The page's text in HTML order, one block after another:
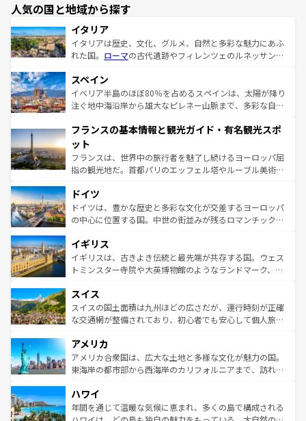
人気の国と地域から探す
イタリア
イタリアは歴史、文化、グルメ、自然と多彩な魅力にあふ
れた国。 ローマの古代遺跡やフィレンツェのルネッサンス
ろん、トスカーナの美しい田園風景やアマルフィ海岸の絶
景など、自然景観も見逃せない。観光の合間には、本場の
ピザやパスタなど、絶品のイタリア料理を堪能することも
ませてくれるイタリアで、忘れられない旅をしてみよう！
なお、新着のイタリア情報は
しい。
スペイン
イベリア半島のほぼ80％を占めるスペインは、太陽が降り
注ぐ地中海沿岸から雄大なピレネー山脈まで、多彩な自然
文化が根付くこの国では、情熱的なフラメンコ、熱気あふ
れる闘牛、そして美味しいタパスが生活の一部となってい
る。首都マドリードの洗練された雰囲気や、バルセロナの
アートに溢れた街角から、地方では古代ローマ遺跡や中世
せる。地方によって風土や気候が異なるスペインはその個
性で訪れる人を魅了する。 なお、新着のスペイン情報は コ
ンテンツ一覧を参照してほしい。
フランスの基本情報と観光ガイド・有名観光スポ
ット
フランスは、世界中の旅行者を魅了し続けるヨーロッパ屈
指の観光地だ。首都パリのエッフェル塔やルーブル美術館
で、幅広い魅力が詰まっている。華麗な宮殿、歴史的な大
聖堂、美しいビーチ、そして豊かな自然が、訪れる者を心
から魅了する。また、フランスは美食の国としても知ら
いる。シャンパンの発祥地であるランス、プロヴァンスの
香り高いラベンダー畑など、多彩な楽しみ方が可能だ。さ
らに、パリ以外の地域にも魅力が溢れており、どの街角に
れる地方に足を運ぶとそれぞれで全く異なる文化を体験で
きるだろう。 なお、新着のフランス情報はコンテンツ一覧
を参照してほしい。
ドイツ
ドイツは、豊かな歴史と多彩な文化が交差するヨーロッパ
の中心に位置する国。中世の街並みが残るロマンチック街
顔を持つこの国は、どこを歩いても飽きることがない。ベ
ルリンの文化的活気、バイエルン州のアルプスの絶景、そ
してライン川沿いのワイン畑といった風景は必見。ビール
は、お酒好きな人にはぜひ体験してほしい。 なお、新着の
ドイツ情報はコンテンツ一覧を参照してほしい。
イギリス
イギリスは、古きよき伝統と最先端が共存する国。ウェス
トミンスター寺院や大英博物館のようなランドマーク、歴
リアごとに異なる魅力がある。また、優雅なアフタヌーン
ティー、ビール好きにはたまらない英国パブ、サッカー観
戦など、本場だからこそできる体験も豊富。イギリスを旅
ンツ一覧を参照してほしい。
スイス
スイスの国土面積は九州ほどの広さだが、運行時刻が正確
な交通網が整備されており、初心者でも安心して個人旅行
の建物がそのまま残る町や、スイスならではのユニークな
博物館もあり、アルプス観光だけでなく町歩きも満喫する
ことができる。国民の所得が高いため物価も高いが、旅行
ば市内交通費無料で観光を楽しむこともできる。 なお、新
着のスイス情報はコンテンツ一覧 を参照してほしい。
アメリカ
アメリカ合衆国は、広大な土地と多様な文化が魅力の国。
東海岸の都市部から西海岸のカリフォルニアまで、訪れる
のような巨大都市は、観光、ショッピング、エンターテイ
ンメントが詰まった刺激的なスポットだ。一方、アメリカ
西部には大自然が広がり、グランドキャニオンやイエロー
ハワイ
年間を通じて温暖な気候に恵まれ、多くの島で構成される